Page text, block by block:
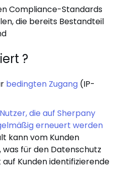
Compliance-Standards
die bereits Bestandteil
?
bedingten Zugang (IP-
die auf Sherpany
erneuert werden
kann vom Kunden
für den Datenschutz
Kunden identifizierende